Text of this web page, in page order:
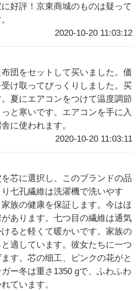
好評！京東商城のものは疑って
2020-10-20 11:03:12
団をセットして买いました。価
け取ってびっくりしました。买
夏にエアコンをつけて温度調節
と寒いです。エアコンを手に入
に使われます。
2020-10-20 11:03:11
芯に選択し、このブランドの品
七孔繊維は洗濯機で洗いやす
族の健康を保証します。今はほ
あります。七つ目の繊維は通気
ると軽くて暖かいです。家族の
適しています。彼女たちに一つ
す。芯の细工、ピンクの花がと
ー冬は重さ1350 gで、ふわふわ
ています。